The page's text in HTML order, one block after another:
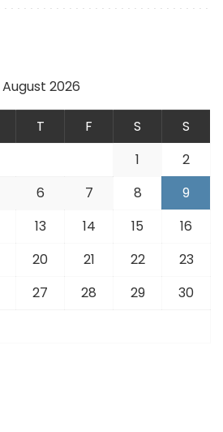
August 2026
T F S
S
1
2
6 7 8
9
13 14 15
16
20 21 22
23
27 28 29
30